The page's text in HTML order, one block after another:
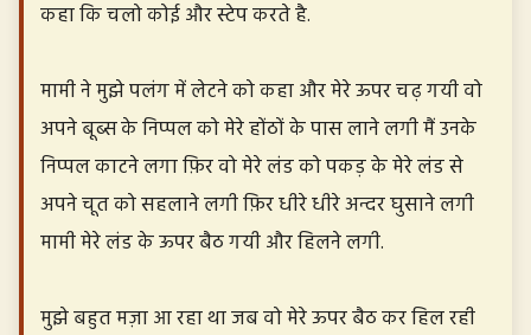
कहा कि चलो कोई और स्टेप करते है.
मामी ने मुझे पलंग में लेटने को कहा और मेरे ऊपर चढ़ गयी वो
अपने बूब्स के निप्पल को मेरे होंठों के पास लाने लगी मैं उनके
निप्पल काटने लगा फ़िर वो मेरे लंड को पकड़ के मेरे लंड से
अपने चूत को सहलाने लगी फ़िर धीरे धीरे अन्दर घुसाने लगी
मामी मेरे लंड के ऊपर बैठ गयी और हिलने लगी.
मुझे बहुत मज़ा आ रहा था जब वो मेरे ऊपर बैठ कर हिल रही